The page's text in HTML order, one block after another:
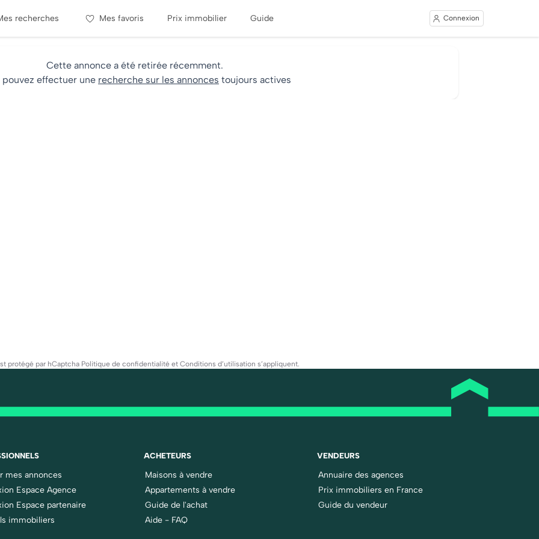
recherches Mes favoris Prix immobilier Guide Connexion
Cette annonce a été retirée récemment.
pouvez effectuer une recherche sur les annonces toujours actives
protégé par hCaptcha Politique de confidentialitéet Conditions d’utilisation s’appliquent.
mes annonces
Espace Agence
Espace partenaire
immobiliers
ACHETEURS
Maisons à vendre
Appartements à vendre
Guide de l'achat
Aide - FAQ
VENDEURS
Annuaire des agences
Prix immobiliers en France
Guide du vendeur